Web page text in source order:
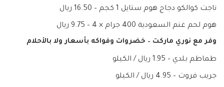
ناجت كوالكو دجاج هوم ستايل 1 كجم – 16.50 ريال
هوم لحم غنم السعودية 400 جرام × 4 – 9.75 ريال
وفر مع نوري ماركت – خضروات وفواكه بأسعار ولا بالأحلام
طماطم بلدي – 1.95 ريال / الكيلو
جريب فروت – 4.95 ريال / الكيلو